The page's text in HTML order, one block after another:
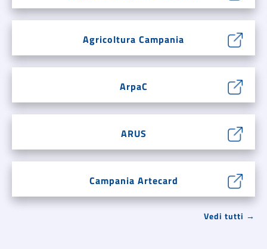
Agricoltura Campania
ArpaC
ARUS
Campania Artecard
Vedi tutti →